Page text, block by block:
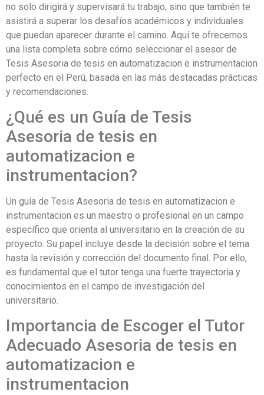
no solo dirigirá y supervisará tu trabajo, sino que también te
asistirá a superar los desafíos académicos y individuales
que puedan aparecer durante el camino. Aquí te ofrecemos
una lista completa sobre cómo seleccionar el asesor de
Tesis Asesoria de tesis en automatizacion e instrumentacion
perfecto en el Perú, basada en las más destacadas prácticas
y recomendaciones.
¿Qué es un Guía de Tesis
Asesoria de tesis en
automatizacion e
instrumentacion?
Un guía de Tesis Asesoria de tesis en automatizacion e
instrumentacion es un maestro o profesional en un campo
específico que orienta al universitario en la creación de su
proyecto. Su papel incluye desde la decisión sobre el tema
hasta la revisión y corrección del documento final. Por ello,
es fundamental que el tutor tenga una fuerte trayectoria y
conocimientos en el campo de investigación del
universitario.
Importancia de Escoger el Tutor
Adecuado Asesoria de tesis en
automatizacion e
instrumentacion